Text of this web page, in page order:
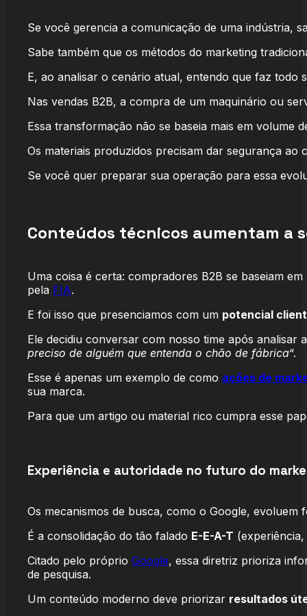
Se você gerencia a comunicação de uma indústria,
Sabe também que os métodos do marketing
E, ao analisar o cenário atual, entendo que faz todo
Nas vendas B2B, a compra de um maquinário ou
Essa transformação não se baseia mais em volume
Os materiais produzidos precisam dar segurança
Se você quer preparar sua operação para essa
Conteúdos técnicos aumentam a
Uma coisa é certa: compradores B2B se baseiam em
pela FIA.
E foi isso que presenciamos com um potencial
Ele decidiu conversar com nosso time após analisar
preciso de alguém que entenda o chão de fábrica“.
Esse é apenas um exemplo de como ações de
sua marca.
Para que um artigo ou material rico cumpra esse
Experiência e autoridade no futuro do
Os mecanismos de busca, como o Google,
É a consolidação do tão falado E-E-A-T
Citado pelo próprio Google, essa diretriz prioriza
de pesquisa.
Um conteúdo moderno deve priorizar resultados